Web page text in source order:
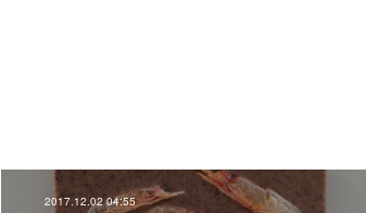
2017.12.02 04:55